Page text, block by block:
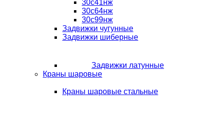
30с41нж
30с64нж
30с99нж
Задвижки чугунные
Задвижки шиберные
Задвижки латунные
Краны шаровые
Краны шаровые стальные